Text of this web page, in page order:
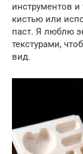
инструментов и
кистью или
паст. Я люблю
текстурами,
вид.